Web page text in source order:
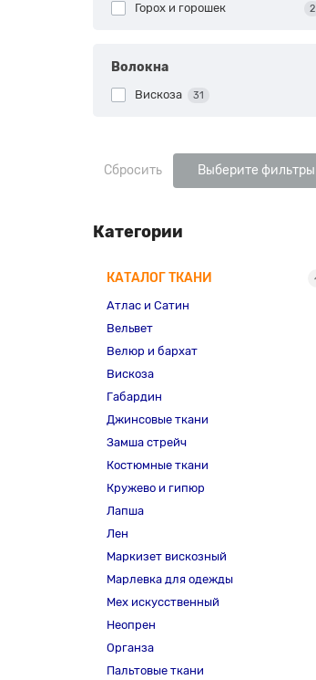
Горох и горошек 2
Волокна
Вискоза 31
Сбросить Выберите фильтры
Категории
КАТАЛОГ ТКАНИ
Атлас и Сатин
Вельвет
Велюр и бархат
Вискоза
Габардин
Джинсовые ткани
Замша стрейч
Костюмные ткани
Кружево и гипюр
Лапша
Лен
Маркизет вискозный
Марлевка для одежды
Мех искусственный
Неопрен
Органза
Пальтовые ткани